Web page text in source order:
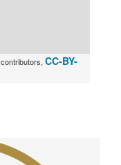
contributors, CC-BY-